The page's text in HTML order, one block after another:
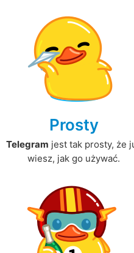
Prosty
Telegram jest tak prosty, że
wiesz, jak go używać.